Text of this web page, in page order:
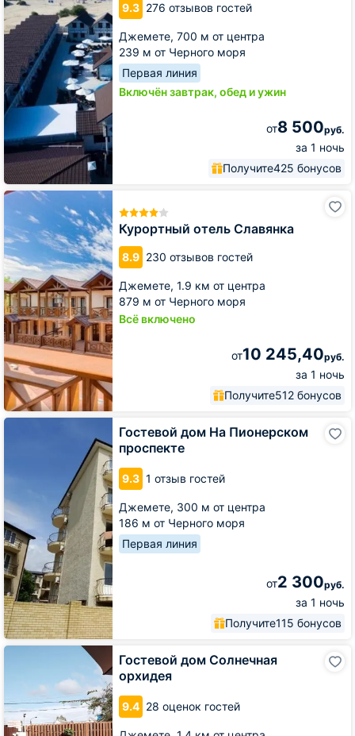
9.3 276 отзывов гостей
Джемете, 700 м от центра
239 м от Черного моря
Первая линия
Включён завтрак, обед и ужин
от8 500руб.
за 1 ночь
Получите425 бонусов
Курортный отель Славянка
8.9 230 отзывов гостей
Джемете, 1.9 км от центра
879 м от Черного моря
Всё включено
от10 245,40руб.
за 1 ночь
Получите512 бонусов
Курортный
отель
Славянка
Гостевой дом На Пионерском
проспекте
9.3 1 отзыв гостей
Джемете, 300 м от центра
186 м от Черного моря
Первая линия
от2 300руб.
за 1 ночь
Получите115 бонусов
Гостевой
Гостевой дом Солнечная
орхидея
9.4 28 оценок гостей
Гостевой